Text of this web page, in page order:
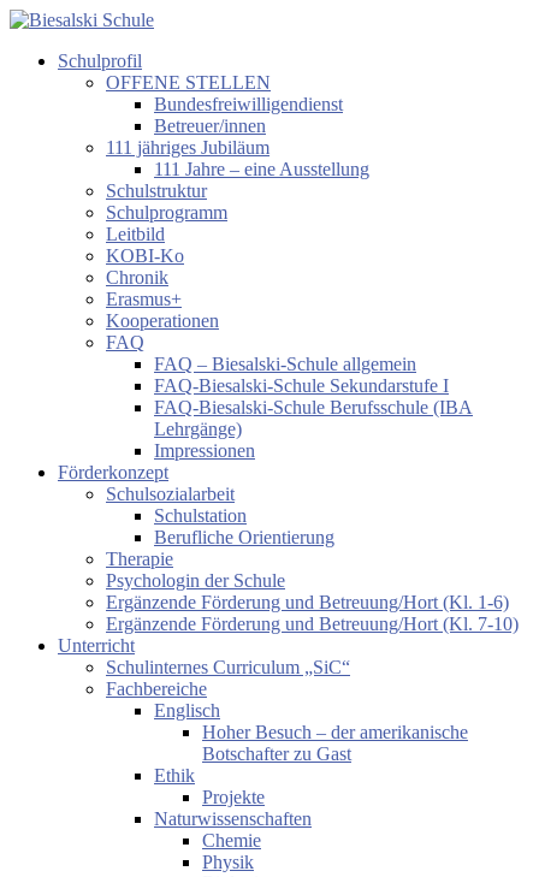
Zum
springen
Biesalski
Förderzentrum
körperliche
motorische
Entwicklung
Schulprofil
OFFENE STELLEN
Bundesfreiwilligendienst
Betreuer/innen
111 jähriges Jubiläum
111 Jahre – eine Ausstellung
Schulstruktur
Schulprogramm
Leitbild
KOBI-Ko
Chronik
Erasmus+
Kooperationen
FAQ
FAQ – Biesalski-Schule allgemein
FAQ-Biesalski-Schule Sekundarstufe I
FAQ-Biesalski-Schule Berufsschule (IBA
Lehrgänge)
Impressionen
Förderkonzept
Schulsozialarbeit
Schulstation
Berufliche Orientierung
Therapie
Psychologin der Schule
Ergänzende Förderung und Betreuung/Hort (Kl. 1-6)
Ergänzende Förderung und Betreuung/Hort (Kl. 7-10)
Unterricht
Schulinternes Curriculum „SiC“
Fachbereiche
Englisch
Hoher Besuch – der amerikanische
Botschafter zu Gast
Ethik
Projekte
Naturwissenschaften
Chemie
Physik